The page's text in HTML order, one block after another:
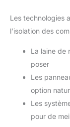
Les technologies
l’isolation des
La laine de
poser
Les
option
Les
pour de